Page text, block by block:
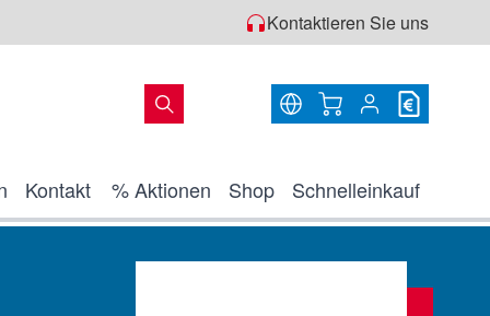
Kontaktieren Sie uns
Warenkorb
Kontakt % Aktionen Shop Schnelleinkauf